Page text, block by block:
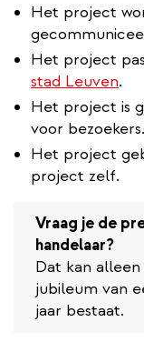
Het project
Het project
stad Leuven.
Het project is
voor bezoekers.
Het project
project zelf.
Vraag je de
handelaar?
Dat kan
jubileum van
jaar bestaat.